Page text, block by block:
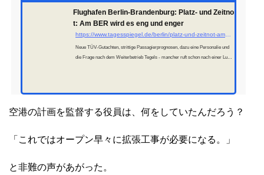
Flughafen Berlin-Brandenburg: Platz- und Zeitno
t: Am BER wird es eng und enger
https://www.tagesspiegel.de/berlin/platz-und-zeitnot-am-ber-wird-es-eng-und-enger-6126925.html
Neue TÜV-Gutachten, strittige Passagierprognosen, dazu eine Personalie und
die Frage nach dem Weiterbetrieb Tegels - mancher ruft schon nach einer Luftb
空港の計画を監督する役員は、何をしていたんだろう？
「これではオープン早々に拡張工事が必要になる。」
と非難の声があがった。